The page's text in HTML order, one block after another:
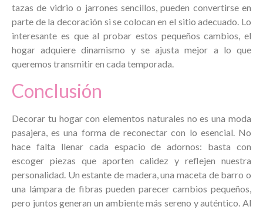
tazas de vidrio o jarrones sencillos, pueden convertirse en
parte de la decoración si se colocan en el sitio adecuado. Lo
interesante es que al probar estos pequeños cambios, el
hogar adquiere dinamismo y se ajusta mejor a lo que
queremos transmitir en cada temporada.
Conclusión
Decorar tu hogar con elementos naturales no es una moda
pasajera, es una forma de reconectar con lo esencial. No
hace falta llenar cada espacio de adornos: basta con
escoger piezas que aporten calidez y reflejen nuestra
personalidad. Un estante de madera, una maceta de barro o
una lámpara de fibras pueden parecer cambios pequeños,
pero juntos generan un ambiente más sereno y auténtico. Al